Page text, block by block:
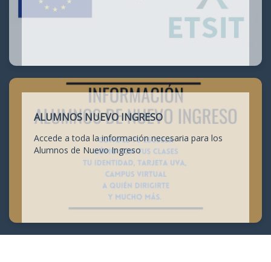
ALUMNOS NUEVO INGRESO
Accede a toda la información necesaria para los
Alumnos de Nuevo Ingreso